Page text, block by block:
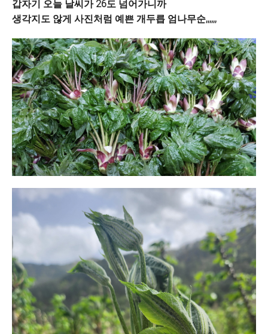
갑자기 오늘 날씨가 26도 넘어가니까
생각지도 않게 사진처럼 예쁜 개두릅 엄나무순,,,,,,